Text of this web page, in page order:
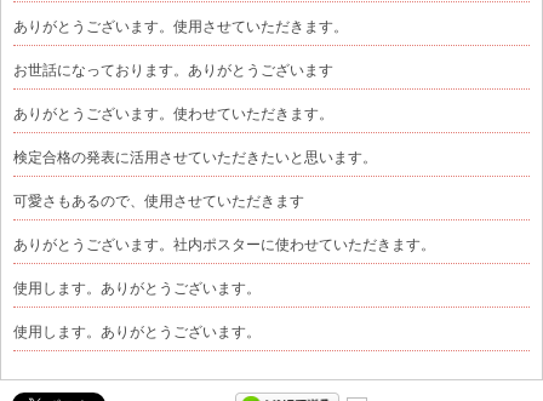
ありがとうございます。使用させていただきます。
お世話になっております。ありがとうございます
ありがとうございます。使わせていただきます。
検定合格の発表に活用させていただきたいと思います。
可愛さもあるので、使用させていただきます
ありがとうございます。社内ポスターに使わせていただきます。
使用します。ありがとうございます。
使用します。ありがとうございます。